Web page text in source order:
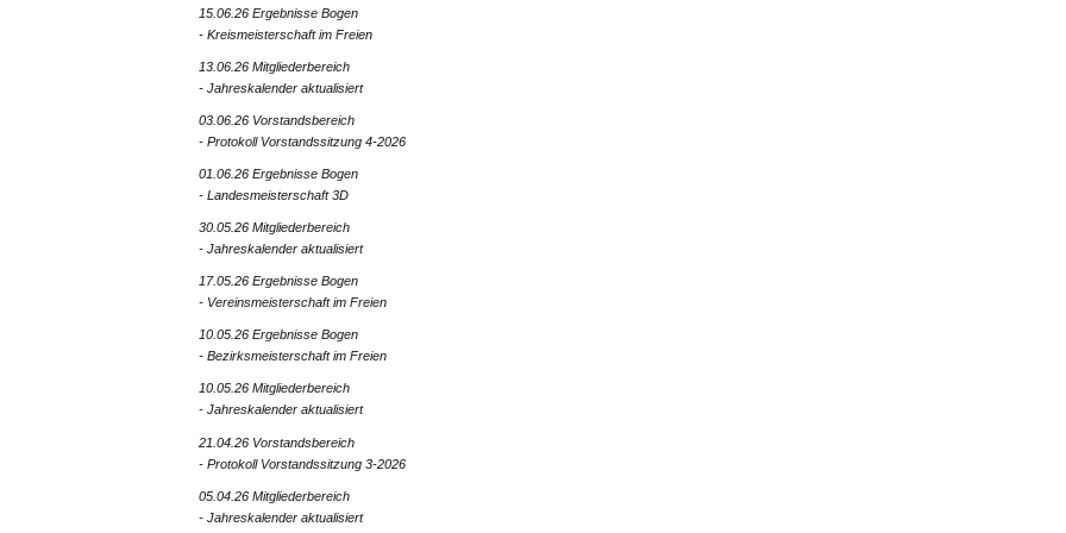
15.06.26 Ergebnisse Bogen
- Kreismeisterschaft im Freien
13.06.26 Mitgliederbereich
- Jahreskalender aktualisiert
03.06.26 Vorstandsbereich
- Protokoll Vorstandssitzung 4-2026
01.06.26 Ergebnisse Bogen
- Landesmeisterschaft 3D
30.05.26 Mitgliederbereich
- Jahreskalender aktualisiert
17.05.26 Ergebnisse Bogen
- Vereinsmeisterschaft im Freien
10.05.26 Ergebnisse Bogen
- Bezirksmeisterschaft im Freien
10.05.26 Mitgliederbereich
- Jahreskalender aktualisiert
21.04.26 Vorstandsbereich
- Protokoll Vorstandssitzung 3-2026
05.04.26 Mitgliederbereich
- Jahreskalender aktualisiert